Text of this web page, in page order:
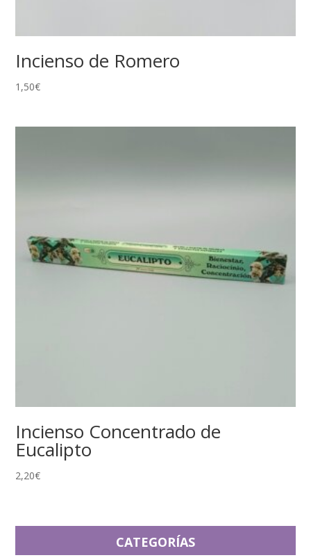
Incienso de Romero
1,50€
Incienso Concentrado de
Eucalipto
2,20€
CATEGORÍAS